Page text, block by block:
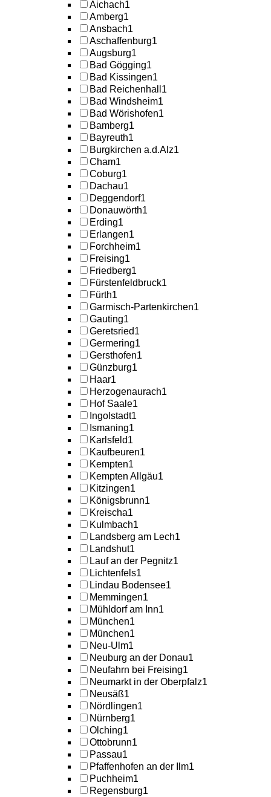
Aichach1
Amberg1
Ansbach1
Aschaffenburg1
Augsburg1
Bad Gögging1
Bad Kissingen1
Bad Reichenhall 1
Bad Windsheim1
Bad Wörishofen1
Bamberg1
Bayreuth1
Burgkirchen a.d.Alz1
Cham1
Coburg1
Dachau1
Deggendorf1
Donauwörth1
Erding1
Erlangen1
Forchheim1
Freising1
Friedberg1
Fürstenfeldbruck1
Fürth1
Garmisch-Partenkirchen1
Gauting1
Geretsried1
Germering1
Gersthofen1
Günzburg1
Haar1
Herzogenaurach1
Hof Saale1
Ingolstadt1
Ismaning1
Karlsfeld1
Kaufbeuren1
Kempten1
Kempten Allgäu1
Kitzingen1
Königsbrunn1
Kreischa1
Kulmbach1
Landsberg am Lech1
Landshut1
Lauf an der Pegnitz1
Lichtenfels1
Lindau Bodensee1
Memmingen1
Mühldorf am Inn1
München1
München1
Neu-Ulm1
Neuburg an der Donau1
Neufahrn bei Freising1
Neumarkt in der Oberpfalz1
Neusäß1
Nördlingen1
Nürnberg1
Olching1
Ottobrunn1
Passau1
Pfaffenhofen an der Ilm1
Puchheim1
Regensburg1